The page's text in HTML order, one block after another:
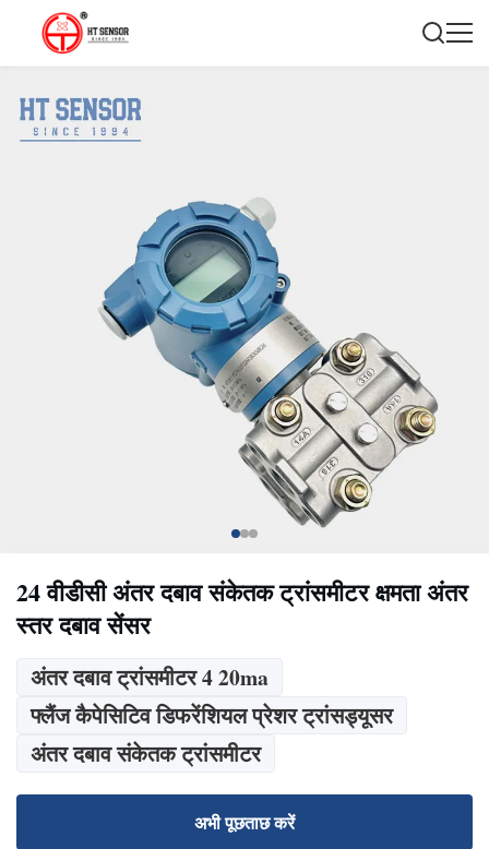
24 वीडीसी अंतर दबाव संकेतक ट्रांसमीटर क्षमता अंतर
स्तर दबाव सेंसर
अंतर दबाव ट्रांसमीटर 4 20ma
फ्लैंज कैपेसिटिव डिफरेंशियल प्रेशर ट्रांसड्यूसर
अंतर दबाव संकेतक ट्रांसमीटर
अभी पूछताछ करें